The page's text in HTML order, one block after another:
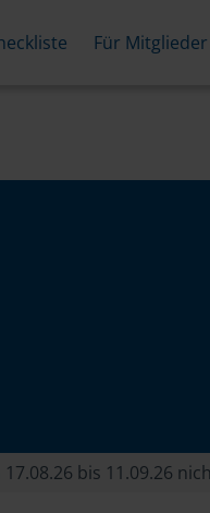
Für Mitglieder
bis 11.09.26